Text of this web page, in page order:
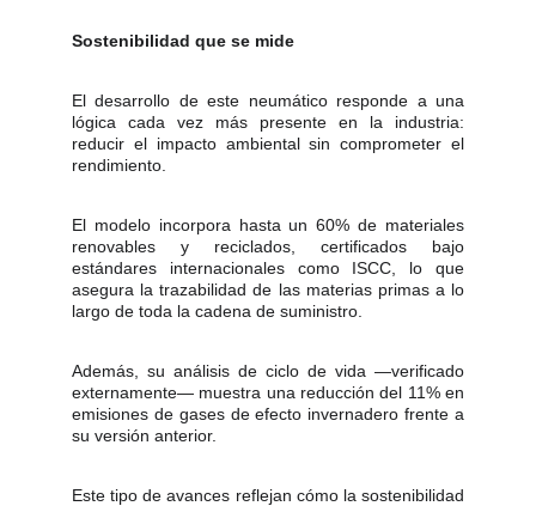
Sostenibilidad que se mide
El desarrollo de este neumático responde a una
lógica cada vez más presente en la industria:
reducir el impacto ambiental sin comprometer el
rendimiento.
El modelo incorpora hasta un 60% de materiales
renovables y reciclados, certificados bajo
estándares internacionales como ISCC, lo que
asegura la trazabilidad de las materias primas a lo
largo de toda la cadena de suministro.
Además, su análisis de ciclo de vida —verificado
externamente— muestra una reducción del 11% en
emisiones de gases de efecto invernadero frente a
su versión anterior.
Este tipo de avances reflejan cómo la sostenibilidad